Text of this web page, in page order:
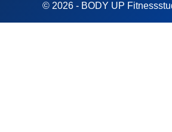
© 2026 - BODY UP